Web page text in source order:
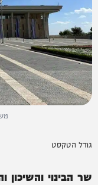
גודל הטקסט
שר הבינוי